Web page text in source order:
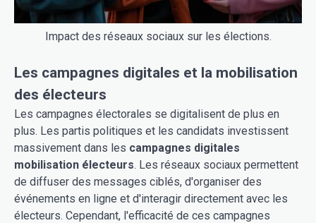
Impact des réseaux sociaux sur les élections.
Les campagnes digitales et la mobilisation
des électeurs
Les campagnes électorales se digitalisent de plus en
plus. Les partis politiques et les candidats investissent
massivement dans les campagnes digitales
mobilisation électeurs. Les réseaux sociaux permettent
de diffuser des messages ciblés, d'organiser des
événements en ligne et d'interagir directement avec les
électeurs. Cependant, l'efficacité de ces campagnes